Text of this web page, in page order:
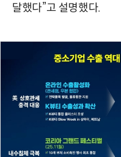
달했다”고 설명했다.